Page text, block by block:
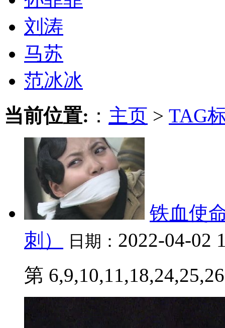
刘涛
马苏
范冰冰
当前位置: ： 主页 > TAG
铁血使
刺）
日期： 2022-04-02
第